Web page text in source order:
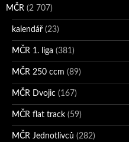
MČR (2 707)
kalendář (23)
MČR 1. liga (381)
MČR 250 ccm (89)
MČR Dvojic (167)
MČR flat track (59)
MČR Jednotlivců (282)